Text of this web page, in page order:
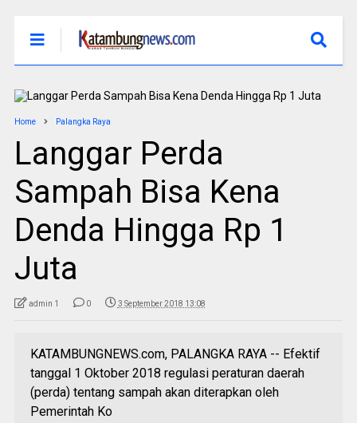
Home Palangka Raya
Langgar Perda
Sampah Bisa Kena
Denda Hingga Rp 1
Juta
admin 1 0 3 September 2018 13:08
KATAMBUNGNEWS.com, PALANGKA RAYA -- Efektif
tanggal 1 Oktober 2018 regulasi peraturan daerah
(perda) tentang sampah akan diterapkan oleh
Pemerintah Ko